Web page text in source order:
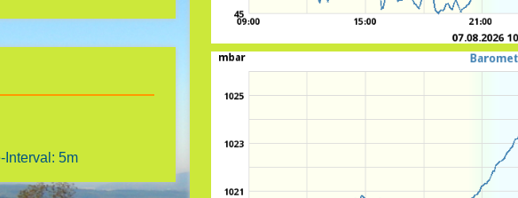
Interval: 5m